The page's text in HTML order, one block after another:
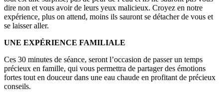
dire non et vous avoir de leurs yeux malicieux. Croyez en notre
expérience, plus on attend, moins ils sauront se détacher de vous et
se laisser aller.
UNE EXPÉRIENCE FAMILIALE
Ces 30 minutes de séance, seront l’occasion de passer un temps
précieux en famille, qui vous permettra de partager des émotions
fortes tout en douceur dans une eau chaude en profitant de précieux
conseils.